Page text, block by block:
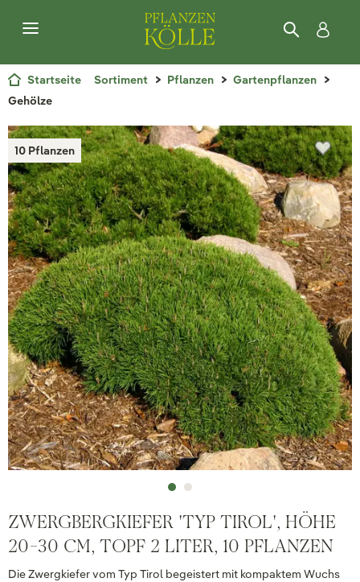
Startseite Sortiment Pflanzen
Gartenpflanzen
Gehölze
10 Pflanzen
ZWERGBERGKIEFER 'TYP TIROL', HÖHE
20-30 CM, TOPF 2 LITER, 10 PFLANZEN
Die Zwergkiefer vom Typ Tirol begeistert mit kompaktem Wuchs